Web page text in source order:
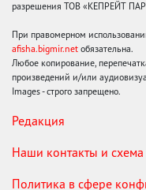
разрешения ТОВ «КЕПРЕЙТ
При правомерном
afisha.bigmir.net обязательна.
Любое копирование,
произведений и/или
Images - строго запрещено.
Редакция
Наши контакты и
Политика в сфере